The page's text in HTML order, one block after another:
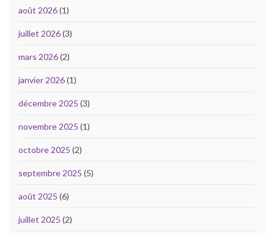
août 2026(1)
juillet 2026(3)
mars 2026(2)
janvier 2026(1)
décembre 2025 (3)
novembre 2025 (1)
octobre 2025 (2)
septembre 2025 (5)
août 2025 (6)
juillet 2025 (2)